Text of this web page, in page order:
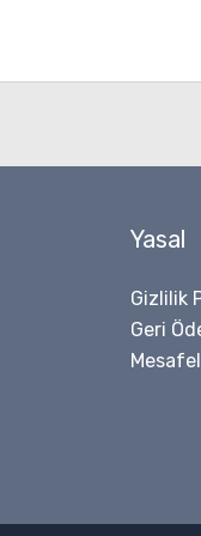
Yasal
Gizlilik
Geri